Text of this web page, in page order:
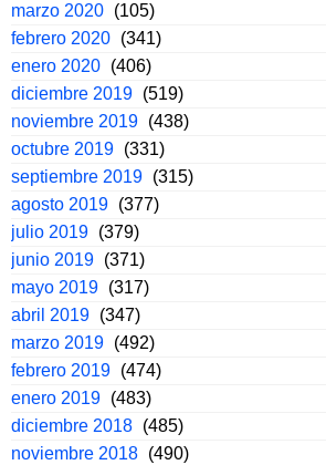
marzo 2020 (105)
febrero 2020 (341)
enero 2020 (406)
diciembre 2019 (519)
noviembre 2019 (438)
octubre 2019 (331)
septiembre 2019 (315)
agosto 2019 (377)
julio 2019 (379)
junio 2019 (371)
mayo 2019 (317)
abril 2019 (347)
marzo 2019 (492)
febrero 2019 (474)
enero 2019 (483)
diciembre 2018 (485)
noviembre 2018 (490)